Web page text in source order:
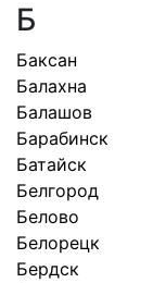
Б
Баксан
Балахна
Балашов
Барабинск
Батайск
Белгород
Белово
Белорецк
Бердск